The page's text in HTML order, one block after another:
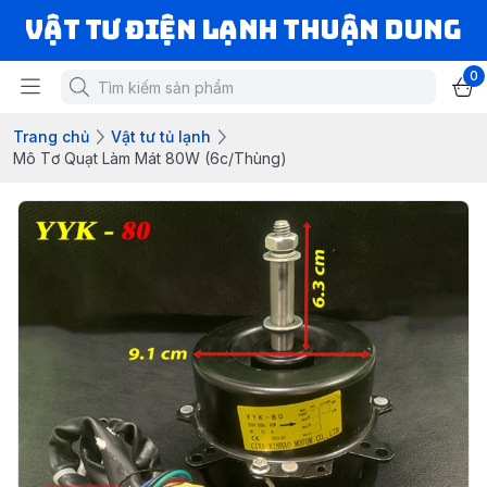
VẬT TƯ ĐIỆN LẠNH THUẬN DUNG
0
Trang chủ
Vật tư tủ lạnh
Mô Tơ Quạt Làm Mát 80W (6c/Thùng)